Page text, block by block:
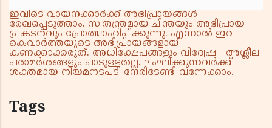
ഇവിടെ വായനക്കാർക്ക് അഭിപ്രായങ്ങൾ
രേഖപ്പെടുത്താം. സ്വതന്ത്രമായ ചിന്തയും അഭിപ്രായ
പ്രകടനവും പ്രോത്സാഹിപ്പിക്കുന്നു. എന്നാൽ ഇവ
കെവാർത്തയുടെ അഭിപ്രായങ്ങളായി
കണക്കാക്കരുത്. അധിക്ഷേപങ്ങളും വിദ്വേഷ - അശ്ലീല
പരാമർശങ്ങളും പാടുള്ളതല്ല. ലംഘിക്കുന്നവർക്ക്
ശക്തമായ നിയമനടപടി നേരിടേണ്ടി വന്നേക്കാം.
Tags